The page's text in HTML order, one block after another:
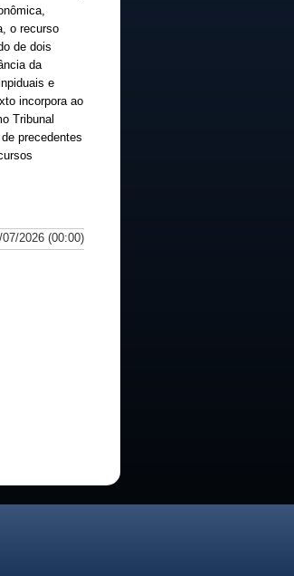
o recurso
de dois
da
e
incorpora ao
Tribunal
precedentes
07/2026 (00:00)